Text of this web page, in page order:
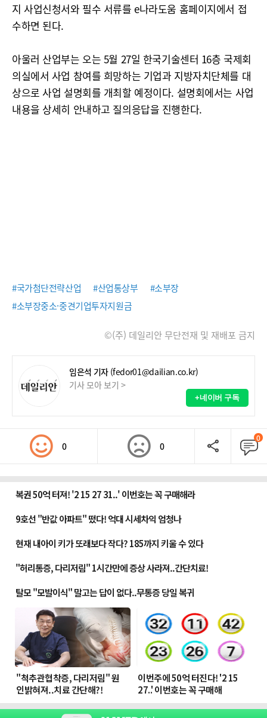
지 사업신청서와 필수 서류를 e나라도움 홈페이지에서 접
수하면 된다.
아울러 산업부는 오는 5월 27일 한국기술센터 16층 국제회
의실에서 사업 참여를 희망하는 기업과 지방자치단체를 대
상으로 사업 설명회를 개최할 예정이다. 설명회에서는 사업
내용을 상세히 안내하고 질의응답을 진행한다.
#국가첨단전략산업 #산업통상부
#소부장
#소부장중소·중견기업투자지원금
©(주) 데일리안 무단전재 및 재배포 금지
임은석 기자 (fedor01@dailian.co.kr)
기사 모아 보기 >
+네이버 구독
0 0
0